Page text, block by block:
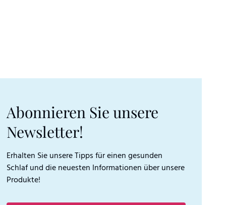
Abonnieren Sie unsere
Newsletter!
Erhalten Sie unsere Tipps für einen gesunden
Schlaf und die neuesten Informationen über unsere
Produkte!